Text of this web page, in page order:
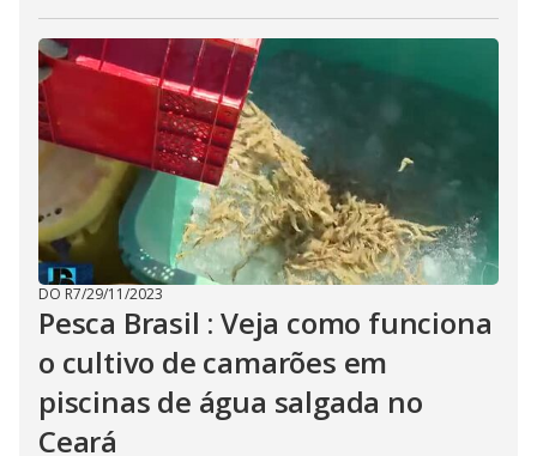
DO R7/29/11/2023
Pesca Brasil : Veja como funciona
o cultivo de camarões em
piscinas de água salgada no
Ceará